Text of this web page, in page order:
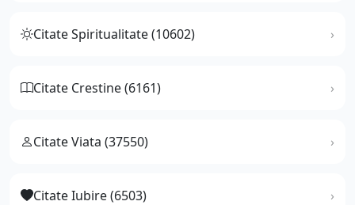
Citate Spiritualitate (10602)
Citate Crestine (6161)
Citate Viata (37550)
Citate Iubire (6503)